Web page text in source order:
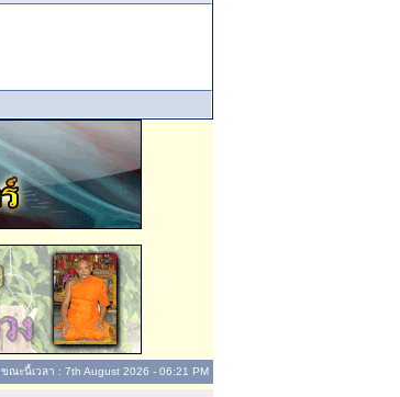
ขณะนี้เวลา : 7th August 2026 - 06:21 PM